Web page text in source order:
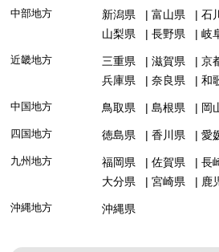
中部地方 新潟県 富山県 石
山梨県
長野県 岐
近畿地方 三重県 滋賀県 京
兵庫県
奈良県 和
中国地方 鳥取県 島根県 岡
四国地方 徳島県 香川県 愛
九州地方 福岡県 佐賀県 長
大分県
宮崎県 鹿
沖縄地方 沖縄県